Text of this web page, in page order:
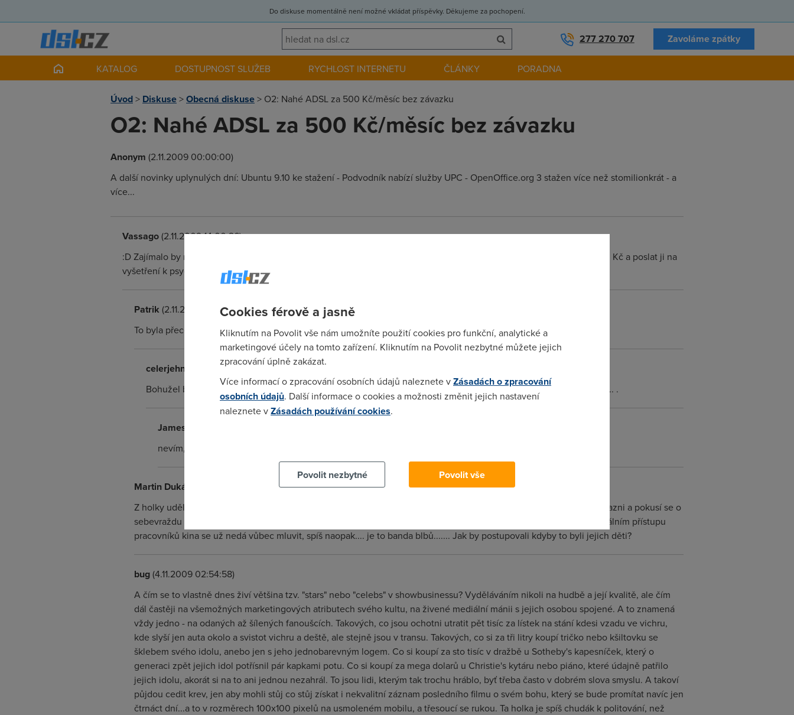
Do diskuse momentálně není možné vkládat příspěvky. Děkujeme za pochopení.
277 270 707 Zavoláme zpátky
KATALOG DOSTUPNOST SLUŽEB RYCHLOST INTERNETU ČLÁNKY PORADNA
Úvod> Diskuse>Obecná diskuse> O2: Nahé ADSL za 500 Kč/měsíc bez závazku
O2: Nahé ADSL za 500 Kč/měsíc bez závazku
Anonym (2.11.2009 00:00:00)
A další novinky uplynulých dní: Ubuntu 9.10 ke stažení - Podvodník nabízí služby UPC - OpenOffice.org 3 stažen více než stomilionkrát - a
více...
Vassago(2.11.2009 14:00:26)
:D Zajímalo by mě, kolik té slečně napaří za takovou pitomost...spíš než pokutu a hrozit vězením jí měli dát na místě 30 Kč a poslat ji na
vyšetření k psychiatrovi. Normální člověk si přece nenatočí celovečerní film mobilem...:D
Patrik (2.11.2009 14:33:59)
To byla přece fanynka člověče. Nechápeš to?
celerjehnusnej
(2.11.2009 17:47:27)
Bohužel bude třeba tuto dívčinu řádně potrestat, třeba tím že bude 20 let splácet z prstu vycucanou výši škody .... .
James
nevím,co to má společného s internetem za 500 Kč
Martin Dukát
Z holky udělaj u soudu šlapku fetačku a budou mluvit o vysoké společenské nebezpečnosti.... Ona se se v lagru zblazni a pokusí se o
sebevraždu proste príma společnost.... Jsem zvědav jak jí chtěj dokázat že nahrávku chtěla dále šířit? A o profesionálním přístupu
pracovníků kina se už nedá vůbec mluvit, spíš naopak.... je to banda blbů....... Jak by postupovali kdyby to byli jejich děti?
bug(4.11.2009 02:54:58)
A čím se to vlastně dnes živí většina tzv. "stars" nebo "celebs" v showbusinessu? Vyděláváním nikoli na hudbě a její kvalitě, ale čím
dál častěji na všemožných marketingových atributech svého kultu, na živené mediální mánii s jejich osobou spojené. A to znamená
vždy jedno - na odaných až šílených fanoušcích. Takových, co jsou ochotni utratit pět tisíc za lístek na stání kdesi vzadu ve vichru,
kde slyší jen auta okolo a svistot vichru a deště, ale stejně jsou v transu. Takových, co si za tři litry koupí tričko nebo kšiltovku se
šklebem svého idolu, anebo jen s jeho jednobarevným logem. Co si koupí za sto tisíc v dražbě u Sotheby's kapesníček, který o
generaci zpět jejich idol potřísnil pár kapkami potu. Co si koupí za mega dolarů u Christie's kytáru nebo piáno, které údajně patřilo
jejich idolu, akorát si na to ani jednou nezahrál. To jsou lidi, kterým tak trochu hráblo, byť třeba často v dobrém slova smyslu. A takoví
půjdou cedit krev, jen aby mohli stůj co stůj získat i nekvalitní záznam posledního filmu o svém bohu, který se bude promítat navíc jen
čtrnáct dní...a to v rozměrech 100x100 pixelů na usmoleném mobilu, a třesoucí se rukou. Ta holka je spíš chudák k politování, než
Cookies férově a jasně
Kliknutím na Povolit vše nám umožníte použití cookies pro funkční, analytické a
marketingové účely na tomto zařízení. Kliknutím na Povolit nezbytné můžete jejich
zpracování úplně zakázat.
Více informací o zpracování osobních údajů naleznete vZásadách o zpracování
osobních údajů. Další informace o cookies a možnosti změnit jejich nastavení
naleznete vZásadách používání cookies.
Povolit nezbytné
Povolit vše